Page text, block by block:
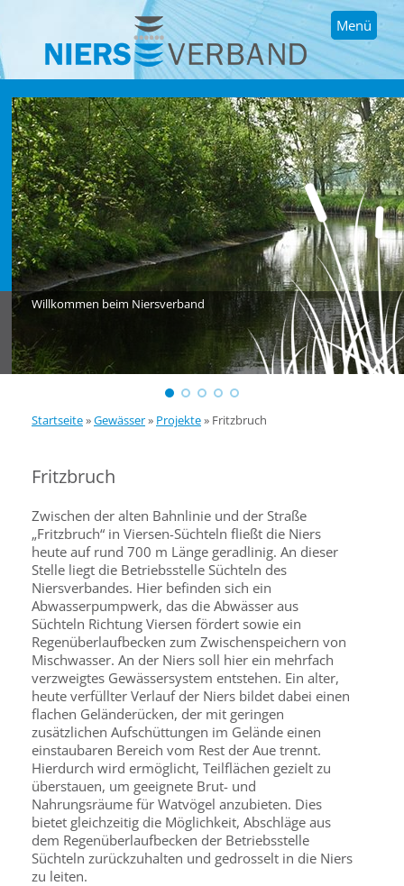
Menü
Willkommen beim Niersverband
Startseite»Gewässer» Projekte» Fritzbruch
Fritzbruch
Zwischen der alten Bahnlinie und der Straße
„Fritzbruch“ in Viersen-Süchteln fließt die Niers
heute auf rund 700 m Länge geradlinig. An dieser
Stelle liegt die Betriebsstelle Süchteln des
Niersverbandes. Hier befinden sich ein
Abwasserpumpwerk, das die Abwässer aus
Süchteln Richtung Viersen fördert sowie ein
Regenüberlaufbecken zum Zwischenspeichern von
Mischwasser. An der Niers soll hier ein mehrfach
verzweigtes Gewässersystem entstehen. Ein alter,
heute verfüllter Verlauf der Niers bildet dabei einen
flachen Geländerücken, der mit geringen
zusätzlichen Aufschüttungen im Gelände einen
einstaubaren Bereich vom Rest der Aue trennt.
Hierdurch wird ermöglicht, Teilflächen gezielt zu
überstauen, um geeignete Brut- und
Nahrungsräume für Watvögel anzubieten. Dies
bietet gleichzeitig die Möglichkeit, Abschläge aus
dem Regenüberlaufbecken der Betriebsstelle
Süchteln zurückzuhalten und gedrosselt in die Niers
zu leiten.